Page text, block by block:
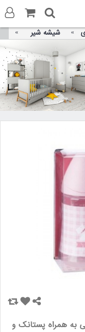
ثبت نام در سایت
تماس با ما
اپ
شیشه شیر
به همراه پستانک و